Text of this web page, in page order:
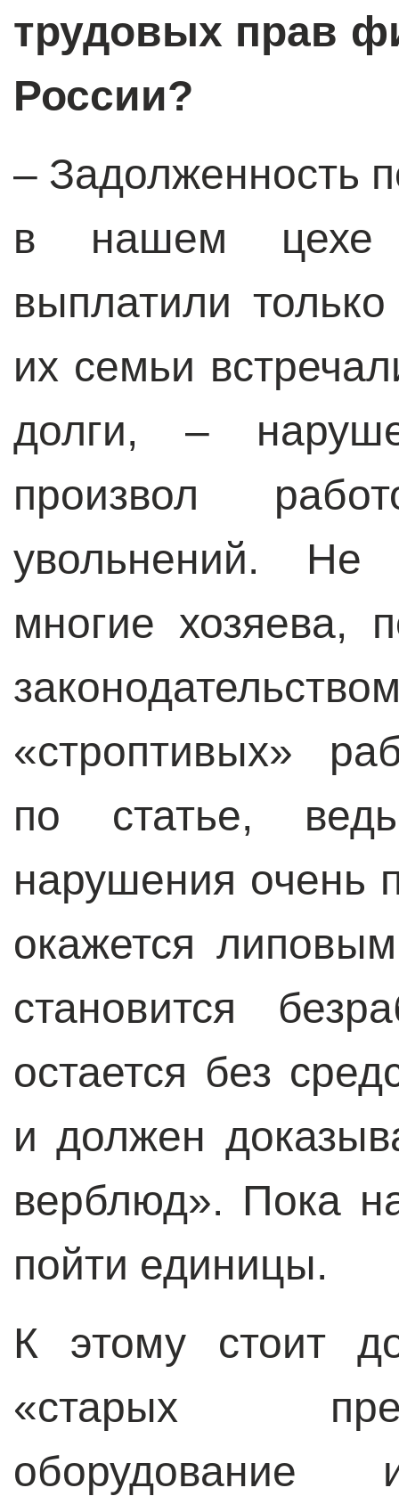
трудовых прав
России?
– Задолженность
в нашем цехе
выплатили
их семьи
долги, –
произвол
увольнений. Не
многие хозяева,
«строптивых»
по статье,
нарушения очень
окажется
становится
остается без
и должен
верблюд». Пока
пойти единицы.
К этому стоит
«старых